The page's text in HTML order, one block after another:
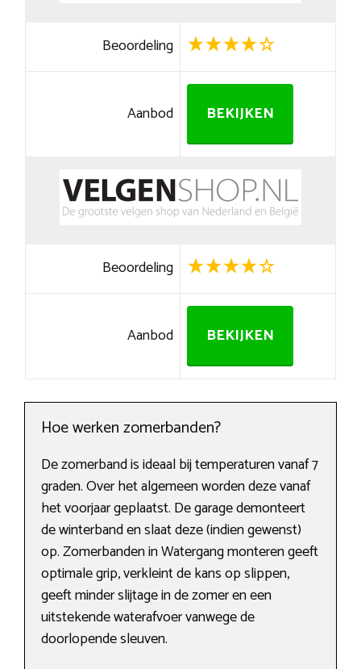
Beoordeling
Aanbod BEKIJKEN
Beoordeling
Aanbod BEKIJKEN
Hoe werken zomerbanden?
De zomerband is ideaal bij temperaturen vanaf 7
graden. Over het algemeen worden deze vanaf
het voorjaar geplaatst. De garage demonteert
de winterband en slaat deze (indien gewenst)
op. Zomerbanden in Watergang monteren geeft
optimale grip, verkleint de kans op slippen,
geeft minder slijtage in de zomer en een
uitstekende waterafvoer vanwege de
doorlopende sleuven.